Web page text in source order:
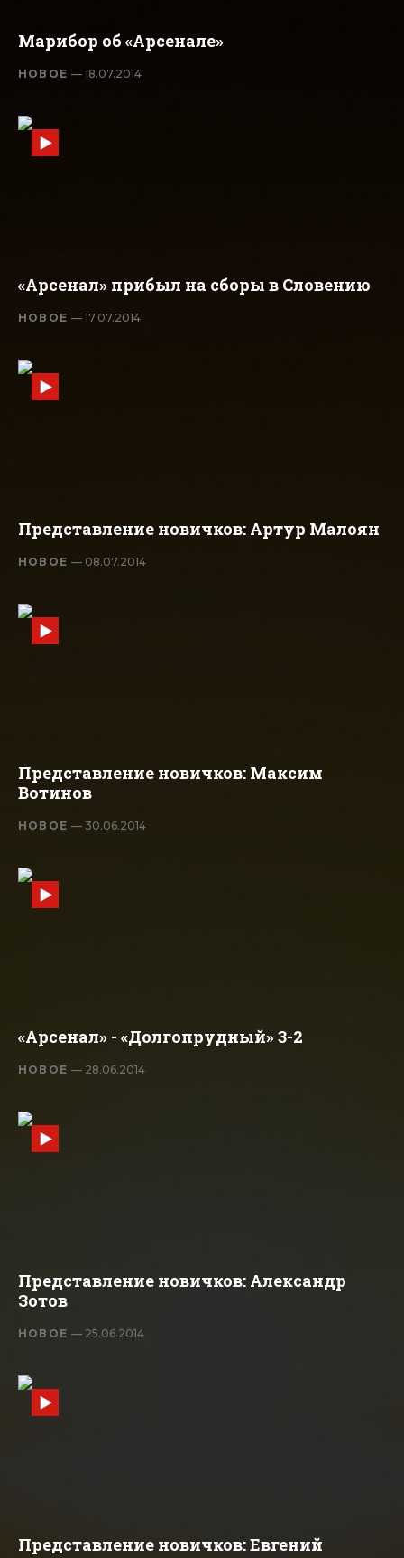
Марибор об «Арсенале»
НОВОЕ— 18.07.2014
«Арсенал» прибыл на сборы в Словению
НОВОЕ— 17.07.2014
Представление новичков: Артур Малоян
НОВОЕ— 08.07.2014
Представление новичков: Максим
Вотинов
НОВОЕ— 30.06.2014
«Арсенал» - «Долгопрудный» 3-2
НОВОЕ— 28.06.2014
Представление новичков: Александр
Зотов
НОВОЕ— 25.06.2014
Представление новичков: Евгений